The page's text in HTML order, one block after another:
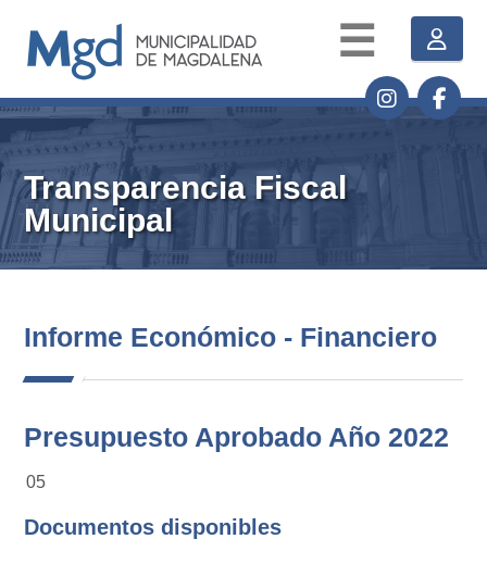
☰
Transparencia Fiscal
Municipal
Informe Económico - Financiero
Presupuesto Aprobado Año 2022
05
Documentos disponibles